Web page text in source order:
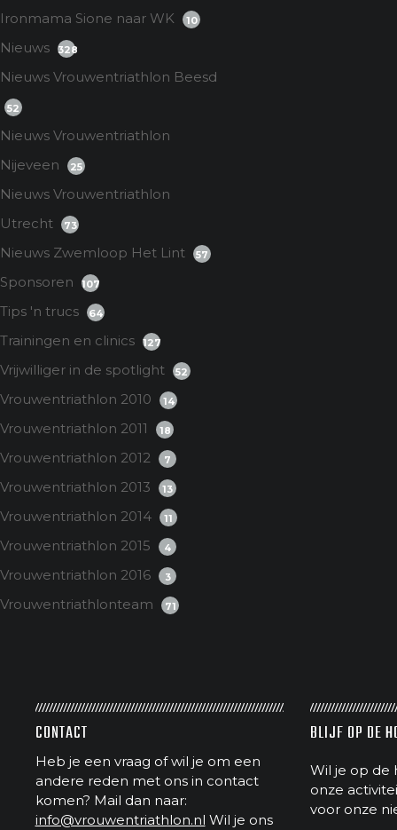
Ironmama Sione naar WK 10
Nieuws 328
Nieuws Vrouwentriathlon Beesd
52
Nieuws Vrouwentriathlon
Nijeveen
25
Nieuws Vrouwentriathlon
Utrecht
73
Nieuws Zwemloop Het Lint 57
Sponsoren 107
Tips 'n trucs 64
Trainingen en clinics 127
Vrijwilliger in de spotlight 52
Vrouwentriathlon 2010 14
Vrouwentriathlon 2011 18
Vrouwentriathlon 2012 7
Vrouwentriathlon 2013 13
Vrouwentriathlon 2014 11
Vrouwentriathlon 2015 4
Vrouwentriathlon 2016 3
Vrouwentriathlonteam 71
CONTACT
Heb je een vraag of wil je om een
andere reden met ons in contact
komen? Mail dan naar:
info@vrouwentriathlon.nl Wil je ons
BLIJF OP DE
Wil je op de
onze
voor onze